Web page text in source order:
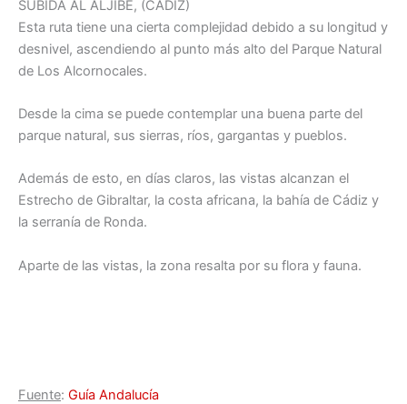
SUBIDA AL ALJIBE, (CÁDIZ)
Esta ruta tiene una cierta complejidad debido a su longitud y
desnivel, ascendiendo al punto más alto del Parque Natural
de Los Alcornocales.
Desde la cima se puede contemplar una buena parte del
parque natural, sus sierras, ríos, gargantas y pueblos.
Además de esto, en días claros, las vistas alcanzan el
Estrecho de Gibraltar, la costa africana, la bahía de Cádiz y
la serranía de Ronda.
Aparte de las vistas, la zona resalta por su flora y fauna.
Fuente: Guía Andalucía